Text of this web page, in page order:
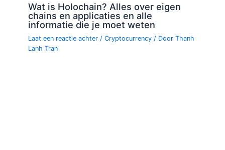
Wat is Holochain? Alles over eigen
chains en applicaties en alle
informatie die je moet weten
Laat een reactie achter /Cryptocurrency / DoorThanh
Lanh Tran